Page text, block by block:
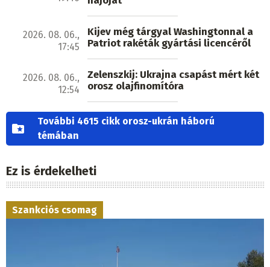
17:45
Kijev még tárgyal Washingtonnal a
Patriot rakéták gyártási licencéről
12:54
Zelenszkij: Ukrajna csapást mért két
orosz olajfinomítóra
témában